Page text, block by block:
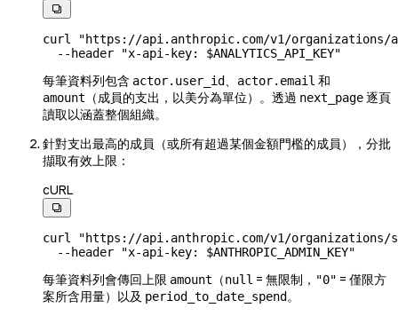

curl
"https://api.anthropic.com/v1/organizations/
  --header
"x-api-key: $ANALYTICS_API_KEY"
每筆資料列包含 actor.user_id actor.email 和
amount （成員的支出，以美分為單位）。透過 next_page逐頁
讀取以涵蓋整個組織。
針對支出最高的成員（或所有超過某個金額門檻的成員），分批
擷取有效上限：
cURL

curl
"https://api.anthropic.com/v1/organizations/
  --header
"x-api-key: $ANTHROPIC_ADMIN_KEY"
每筆資料列會傳回上限 amount （null = 無限制， "0" = 僅限方
案所含用量）以及 period_to_date_spend。